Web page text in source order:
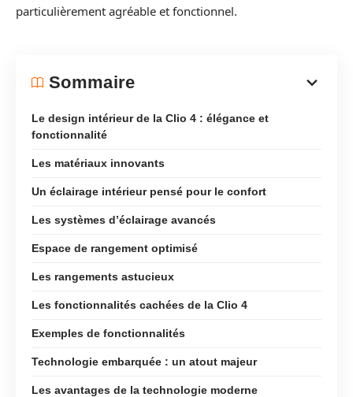
particulièrement agréable et fonctionnel.
Sommaire
Le design intérieur de la Clio 4 : élégance et
fonctionnalité
Les matériaux innovants
Un éclairage intérieur pensé pour le confort
Les systèmes d’éclairage avancés
Espace de rangement optimisé
Les rangements astucieux
Les fonctionnalités cachées de la Clio 4
Exemples de fonctionnalités
Technologie embarquée : un atout majeur
Les avantages de la technologie moderne